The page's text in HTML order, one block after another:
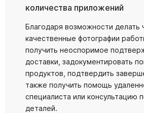
количества приложений
Благодаря возможности делать
качественные фотографии
получить неоспоримое
доставки, задокументировать
продуктов, подтвердить
также получить помощь
специалиста или консультацию
деталей.